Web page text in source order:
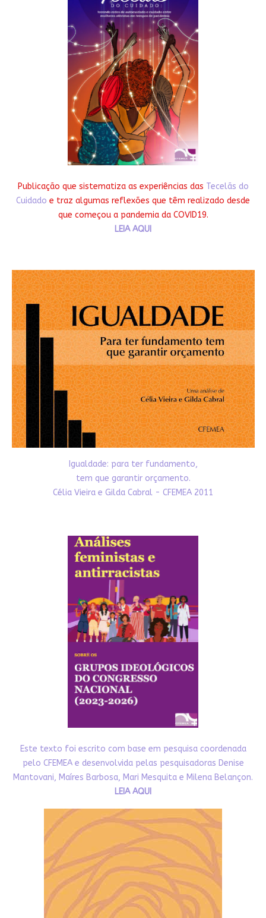
Publicação que sistematiza as experiências das Tecelãs do
Cuidado e traz algumas reflexões que têm realizado desde
que começou a pandemia da COVID19.
LEIA AQUI
Igualdade: para ter fundamento,
tem que garantir orçamento.
Célia Vieira e Gilda Cabral - CFEMEA 2011
Este texto foi escrito com base em pesquisa coordenada
pelo CFEMEA e desenvolvida pelas pesquisadoras Denise
Mantovani, Maíres Barbosa, Mari Mesquita e Milena Belançon.
LEIA AQUI